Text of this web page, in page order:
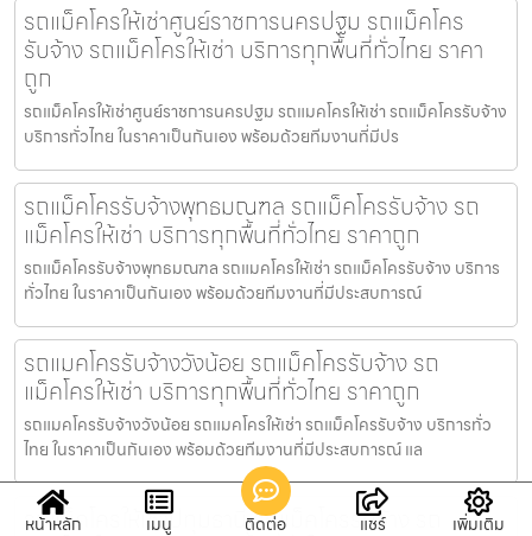
รถแม็คโครให้เช่าศูนย์ราชการนครปฐม รถแม็คโคร
รับจ้าง รถแม็คโครให้เช่า บริการทุกพื้นที่ทั่วไทย ราคา
ถูก
รถแม็คโครให้เช่าศูนย์ราชการนครปฐม รถแมคโครให้เช่า รถแม็คโครรับจ้าง
บริการทั่วไทย ในราคาเป็นกันเอง พร้อมด้วยทีมงานที่มีปร
รถแม็คโครรับจ้างพุทธมณฑล รถแม็คโครรับจ้าง รถ
แม็คโครให้เช่า บริการทุกพื้นที่ทั่วไทย ราคาถูก
รถแม็คโครรับจ้างพุทธมณฑล รถแมคโครให้เช่า รถแม็คโครรับจ้าง บริการ
ทั่วไทย ในราคาเป็นกันเอง พร้อมด้วยทีมงานที่มีประสบการณ์
รถแมคโครรับจ้างวังน้อย รถแม็คโครรับจ้าง รถ
แม็คโครให้เช่า บริการทุกพื้นที่ทั่วไทย ราคาถูก
รถแมคโครรับจ้างวังน้อย รถแมคโครให้เช่า รถแม็คโครรับจ้าง บริการทั่ว
ไทย ในราคาเป็นกันเอง พร้อมด้วยทีมงานที่มีประสบการณ์ แล
รถแม็คโครให้เช่าปทุมธานี รถแม็คโครรับจ้าง รถ
หน้าหลัก เมนู ติดต่อ แชร์ เพิ่มเติม